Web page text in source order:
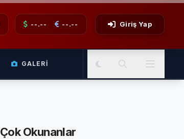
--.-- --.-- Giriş Yap
GALERI
Çok Okunanlar